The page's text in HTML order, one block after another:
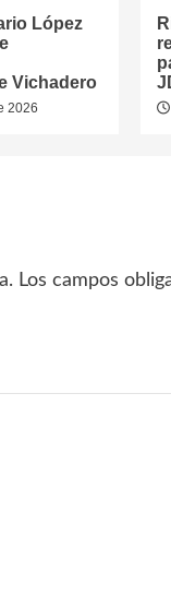
López
Vichadero
2026
Los campos